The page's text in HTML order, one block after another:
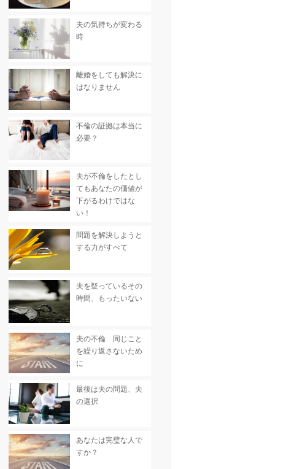
夫の気持ちが変わる
時
離婚をしても解決に
はなりません
不倫の証拠は本当に
必要？
夫が不倫をしたとし
てもあなたの価値が
下がるわけではな
い！
問題を解決しようと
する力がすべて
夫を疑っているその
時間、もったいない
夫の不倫 同じこと
を繰り返さないため
に
最後は夫の問題、夫
の選択
あなたは完璧な人で
すか？